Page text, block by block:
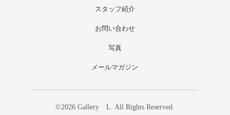
スタッフ紹介
お問い合わせ
写真
メールマガジン
©2026 Gallery L. All Rights Reserved.